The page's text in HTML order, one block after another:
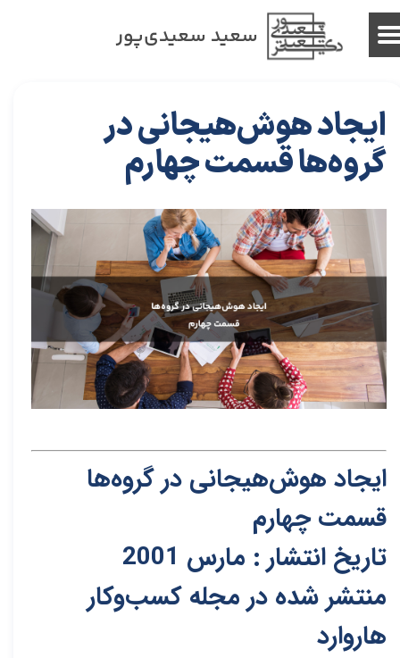
سعید سعیدی‌پور
ایجاد هوش‌هیجانی در
گروه‌ها قسمت چهارم
ایجاد هوش‌هیجانی در گروه‌ها
قسمت چهارم
تاریخ انتشار : مارس 2001
منتشر شده در مجله کسب‌و‌کار
هاروارد